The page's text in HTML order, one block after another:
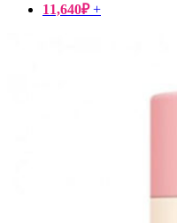
11,640₽+